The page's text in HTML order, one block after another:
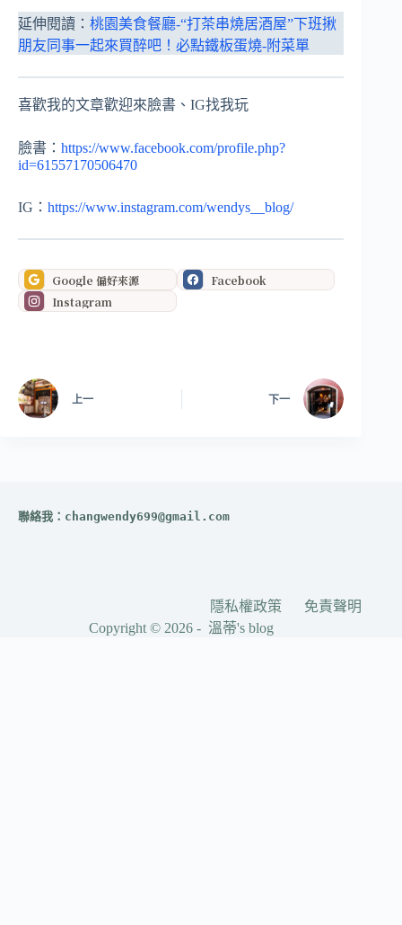
延伸閱讀： 桃園美食餐廳-“打茶串燒居酒屋”下班揪
朋友同事一起來買醉吧！必點鐵板蛋燒-附菜單
喜歡我的文章歡迎來臉書、IG找我玩
臉書： https://www.facebook.com/profile.php?
id=61557170506470
IG： https://www.instagram.com/wendys__blog/
Google 偏好來源
Facebook
Instagram
上一 下一
聯絡我： changwendy699@gmail.com
隱私權政策
免責聲明
Copyright © 2026 - 溫蒂's blog